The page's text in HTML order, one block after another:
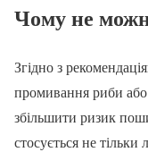
Чому не
Згідно з
промивання риби
збільшити ризик
стосується не